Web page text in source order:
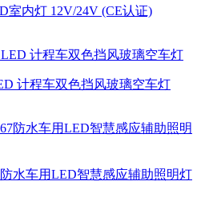
室内灯 12V/24V (CE认证)
计程车双色挡风玻璃空车灯
防水车用LED智慧感应辅助照明灯